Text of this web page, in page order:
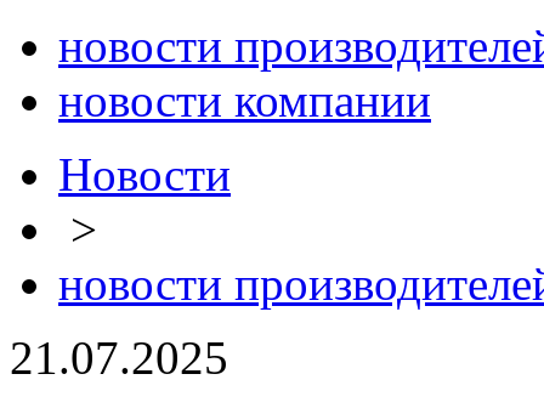
новости
новости компании
Новости
>
новости
21.07.2025